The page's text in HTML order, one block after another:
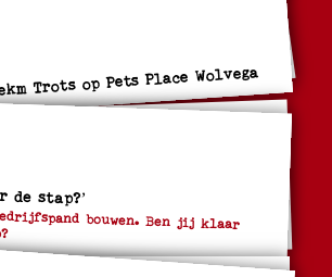
Trots op Pets Place Wolvega
de stap?’
bouwen. Ben jij klaar